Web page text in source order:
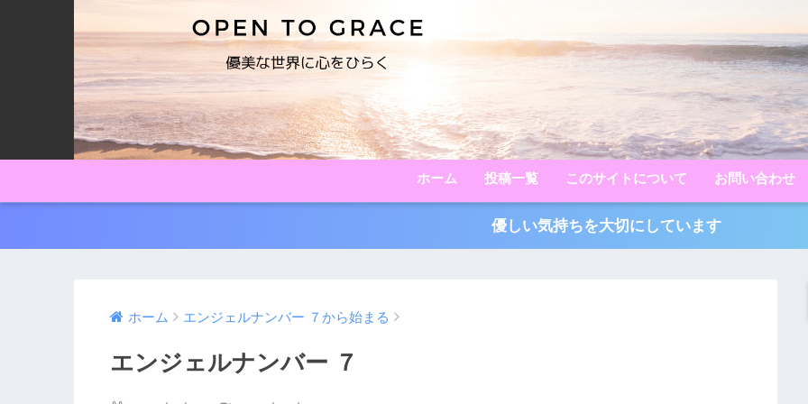
ホーム 投稿一覧 このサイトについて お問い合わせ
優しい気持ちを大切にしています
ホーム エンジェルナンバー ７から始まる
エンジェルナンバー ７